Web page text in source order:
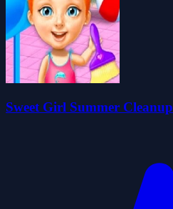
Sweet Girl Summer Cleanup